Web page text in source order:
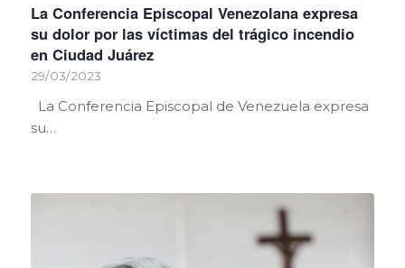
La Conferencia Episcopal Venezolana expresa
su dolor por las víctimas del trágico incendio
en Ciudad Juárez
29/03/2023
La Conferencia Episcopal de Venezuela expresa
su…